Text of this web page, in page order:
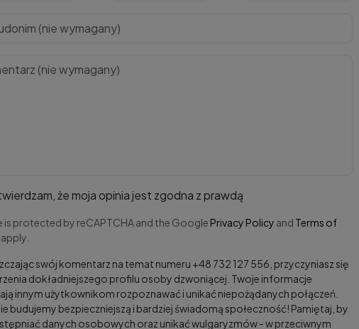
że moja opinia jest zgodna z prawdą
is protected by reCAPTCHA and the Google Privacy Policy and Terms of
apply.
swój komentarz na temat numeru +48 732 127 556, przyczyniasz się
dokładniejszego profilu osoby dzwoniącej. Twoje informacje
innym użytkownikom rozpoznawać i unikać niepożądanych połączeń.
budujemy bezpieczniejszą i bardziej świadomą społeczność! Pamiętaj, by
danych osobowych oraz unikać wulgaryzmów - w przeciwnym